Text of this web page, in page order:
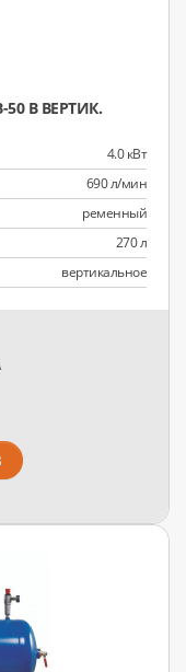
50 В ВЕРТИК.
4.0 кВт
690 л/мин
ременный
270 л
вертикальное